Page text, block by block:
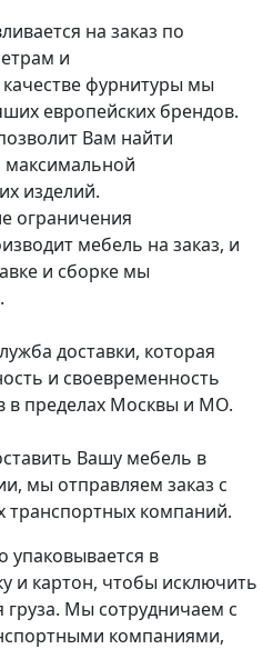
на заказ по
и
фурнитуры мы
европейских брендов.
Вам найти
максимальной
изделий.
ограничения
мебель на заказ, и
и сборке мы
доставки, которая
и своевременность
в пределах Москвы и МО.
Вашу мебель в
мы отправляем заказ с
компаний.
упаковывается в
и картон, чтобы исключить
Мы сотрудничаем с
компаниями,